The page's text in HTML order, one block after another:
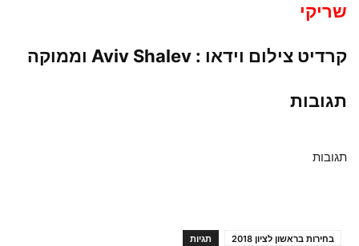
שריקי
קרדיט צילום וידאו : Aviv Shalev וממוקה
תגובות
תגובות
תגיות בחירות בראשון לציון 2018